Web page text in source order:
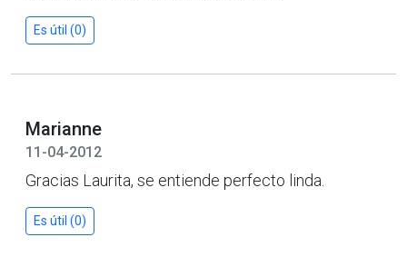
Es útil (0)
Marianne
11-04-2012
Gracias Laurita, se entiende perfecto linda.
Es útil (0)